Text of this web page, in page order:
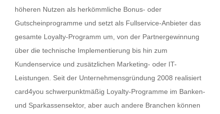
höheren Nutzen als herkömmliche Bonus- oder
Gutscheinprogramme und setzt als Fullservice-Anbieter das
gesamte Loyalty-Programm um, von der Partnergewinnung
über die technische Implementierung bis hin zum
Kundenservice und zusätzlichen Marketing- oder IT-
Leistungen. Seit der Unternehmensgründung 2008 realisiert
card4you schwerpunktmäßig Loyalty-Programme im Banken-
und Sparkassensektor, aber auch andere Branchen können